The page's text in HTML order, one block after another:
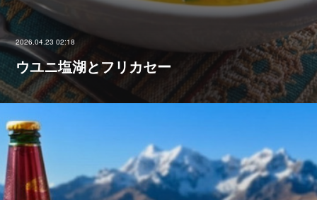
2026.04.23 02:18
ウユニ塩湖とフリカセー